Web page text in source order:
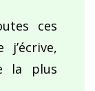
ces
la plus